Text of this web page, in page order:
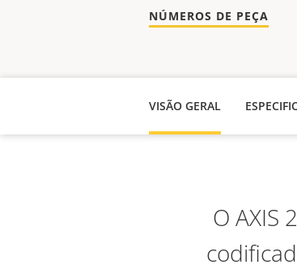
NÚMEROS DE PEÇA
VISÃO GERAL
O AXIS